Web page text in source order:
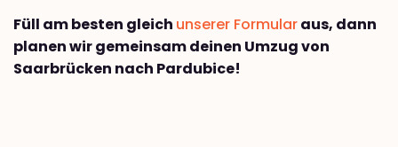
Füll am besten gleich unserer Formularaus, dann
planen wir gemeinsam deinen Umzug von
Saarbrücken nach Pardubice!